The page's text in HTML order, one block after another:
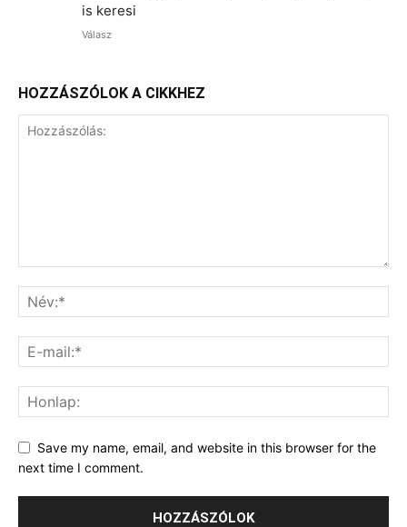
is keresi
Válasz
HOZZÁSZÓLOK A CIKKHEZ
Save my name, email, and website in this browser for the
next time I comment.